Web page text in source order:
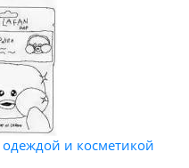
одеждой и косметикой